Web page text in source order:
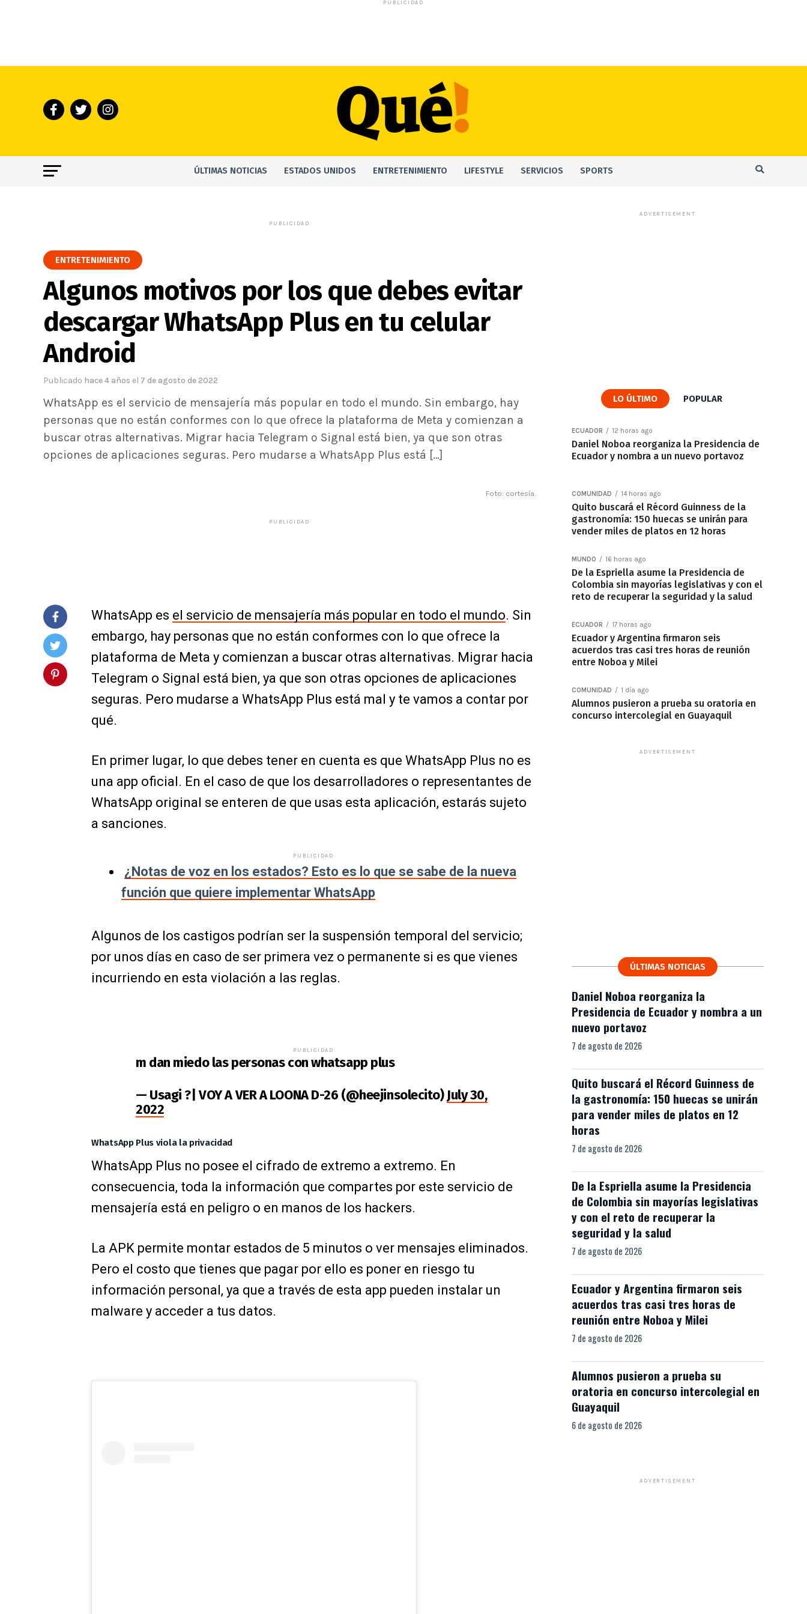
PUBLICIDAD
ÚLTIMAS NOTICIAS ESTADOS UNIDOS ENTRETENIMIENTO LIFESTYLE SERVICIOS SPORTS
PUBLICIDAD
ENTRETENIMIENTO
Algunos motivos por los que debes evitar
descargar WhatsApp Plus en tu celular
Android
Publicado hace 4 años el 7 de agosto de 2022
WhatsApp es el servicio de mensajería más popular en todo el mundo. Sin embargo, hay
personas que no están conformes con lo que ofrece la plataforma de Meta y comienzan a
buscar otras alternativas. Migrar hacia Telegram o Signal está bien, ya que son otras
opciones de aplicaciones seguras. Pero mudarse a WhatsApp Plus está […]
Foto: cortesía.
PUBLICIDAD
WhatsApp es el servicio de mensajería más popular en todo el mundo. Sin
embargo, hay personas que no están conformes con lo que ofrece la
plataforma de Meta y comienzan a buscar otras alternativas. Migrar hacia
Telegram o Signal está bien, ya que son otras opciones de aplicaciones
seguras. Pero mudarse a WhatsApp Plus está mal y te vamos a contar por
qué.
En primer lugar, lo que debes tener en cuenta es que WhatsApp Plus no es
una app oficial. En el caso de que los desarrolladores o representantes de
WhatsApp original se enteren de que usas esta aplicación, estarás sujeto
a sanciones.
PUBLICIDAD
¿Notas de voz en los estados? Esto es lo que se sabe de la nueva
función que quiere implementar WhatsApp
Algunos de los castigos podrían ser la suspensión temporal del servicio;
por unos días en caso de ser primera vez o permanente si es que vienes
incurriendo en esta violación a las reglas.
PUBLICIDAD
m dan miedo las personas con whatsapp plus
— Usagi ?| VOY A VER A LOONA D-26 (@heejinsolecito)July 30,
2022
WhatsApp Plus viola la privacidad
WhatsApp Plus no posee el cifrado de extremo a extremo. En
consecuencia, toda la información que compartes por este servicio de
mensajería está en peligro o en manos de los hackers.
La APK permite montar estados de 5 minutos o ver mensajes eliminados.
Pero el costo que tienes que pagar por ello es poner en riesgo tu
información personal, ya que a través de esta app pueden instalar un
malware y acceder a tus datos.
ADVERTISEMENT
LO ÚLTIMO POPULAR
ECUADOR 12 horas ago
Daniel Noboa reorganiza la Presidencia de
Ecuador y nombra a un nuevo portavoz
COMUNIDAD 14 horas ago
Quito buscará el Récord Guinness de la
gastronomía: 150 huecas se unirán para
vender miles de platos en 12 horas
MUNDO 16 horas ago
De la Espriella asume la Presidencia de
Colombia sin mayorías legislativas y con el
reto de recuperar la seguridad y la salud
ECUADOR 17 horas ago
Ecuador y Argentina firmaron seis
acuerdos tras casi tres horas de reunión
entre Noboa y Milei
COMUNIDAD 1 día ago
Alumnos pusieron a prueba su oratoria en
concurso intercolegial en Guayaquil
ADVERTISEMENT
ÚLTIMAS NOTICIAS
Daniel Noboa reorganiza la
Presidencia de Ecuador y nombra a un
nuevo portavoz
7 de agosto de 2026
Quito buscará el Récord Guinness de
la gastronomía: 150 huecas se unirán
para vender miles de platos en 12
horas
7 de agosto de 2026
De la Espriella asume la Presidencia
de Colombia sin mayorías legislativas
y con el reto de recuperar la
seguridad y la salud
7 de agosto de 2026
Ecuador y Argentina firmaron seis
acuerdos tras casi tres horas de
reunión entre Noboa y Milei
7 de agosto de 2026
Alumnos pusieron a prueba su
oratoria en concurso intercolegial en
Guayaquil
6 de agosto de 2026
ADVERTISEMENT